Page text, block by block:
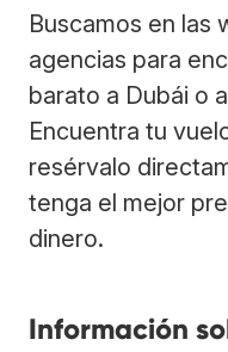
Buscamos en las
agencias para
barato a Dubái o
Encuentra tu
resérvalo
tenga el mejor
dinero.
Información